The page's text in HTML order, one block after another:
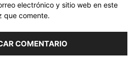
electrónico y sitio web en este
que comente.